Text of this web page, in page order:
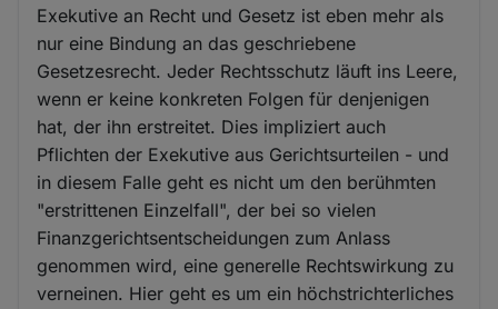
Exekutive an Recht und Gesetz ist eben mehr als
nur eine Bindung an das geschriebene
Gesetzesrecht. Jeder Rechtsschutz läuft ins Leere,
wenn er keine konkreten Folgen für denjenigen
hat, der ihn erstreitet. Dies impliziert auch
Pflichten der Exekutive aus Gerichtsurteilen - und
in diesem Falle geht es nicht um den berühmten
"erstrittenen Einzelfall", der bei so vielen
Finanzgerichtsentscheidungen zum Anlass
genommen wird, eine generelle Rechtswirkung zu
verneinen. Hier geht es um ein höchstrichterliches